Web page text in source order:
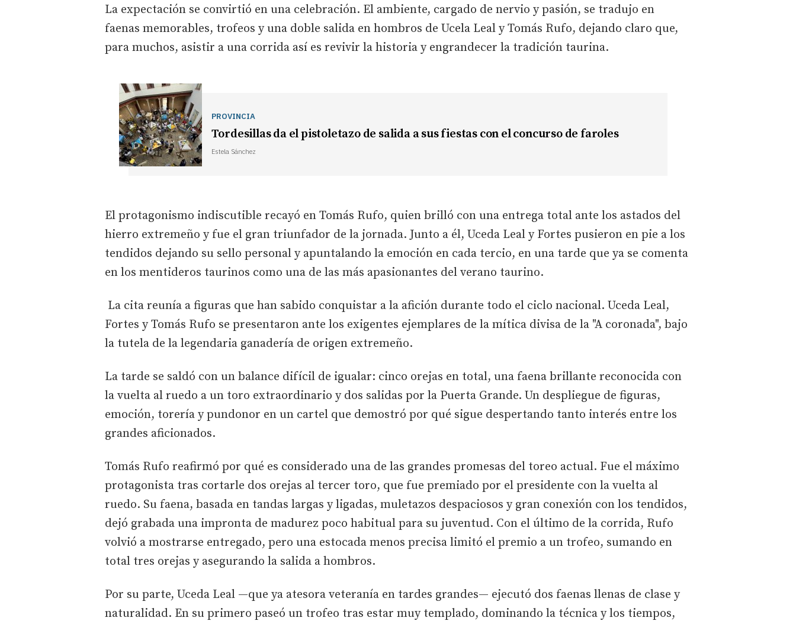
La expectación se convirtió en una celebración. El ambiente, cargado de nervio y pasión, se tradujo en
faenas memorables, trofeos y una doble salida en hombros de Ucela Leal y Tomás Rufo, dejando claro que,
para muchos, asistir a una corrida así es revivir la historia y engrandecer la tradición taurina.
PROVINCIA
Tordesillas da el pistoletazo de salida a sus fiestas con el concurso de faroles
Estela Sánchez
El protagonismo indiscutible recayó en Tomás Rufo, quien brilló con una entrega total ante los astados del
hierro extremeño y fue el gran triunfador de la jornada. Junto a él, Uceda Leal y Fortes pusieron en pie a los
tendidos dejando su sello personal y apuntalando la emoción en cada tercio, en una tarde que ya se comenta
en los mentideros taurinos como una de las más apasionantes del verano taurino.
La cita reunía a figuras que han sabido conquistar a la afición durante todo el ciclo nacional. Uceda Leal,
Fortes y Tomás Rufo se presentaron ante los exigentes ejemplares de la mítica divisa de la "A coronada", bajo
la tutela de la legendaria ganadería de origen extremeño.
La tarde se saldó con un balance difícil de igualar: cinco orejas en total, una faena brillante reconocida con
la vuelta al ruedo a un toro extraordinario y dos salidas por la Puerta Grande. Un despliegue de figuras,
emoción, torería y pundonor en un cartel que demostró por qué sigue despertando tanto interés entre los
grandes aficionados.
Tomás Rufo reafirmó por qué es considerado una de las grandes promesas del toreo actual. Fue el máximo
protagonista tras cortarle dos orejas al tercer toro, que fue premiado por el presidente con la vuelta al
ruedo. Su faena, basada en tandas largas y ligadas, muletazos despaciosos y gran conexión con los tendidos,
dejó grabada una impronta de madurez poco habitual para su juventud. Con el último de la corrida, Rufo
volvió a mostrarse entregado, pero una estocada menos precisa limitó el premio a un trofeo, sumando en
total tres orejas y asegurando la salida a hombros.
Por su parte, Uceda Leal —que ya atesora veteranía en tardes grandes— ejecutó dos faenas llenas de clase y
naturalidad. En su primero paseó un trofeo tras estar muy templado, dominando la técnica y los tiempos,